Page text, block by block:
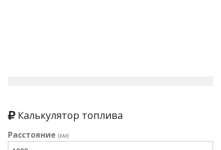
Калькулятор топлива
Расстояние (км)